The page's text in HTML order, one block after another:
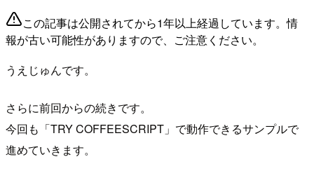
この記事は公開されてから1年以上経過しています。情
報が古い可能性がありますので、ご注意ください。
うえじゅんです。
さらに前回からの続きです。
今回も「TRY COFFEESCRIPT」で動作できるサンプルで
進めていきます。